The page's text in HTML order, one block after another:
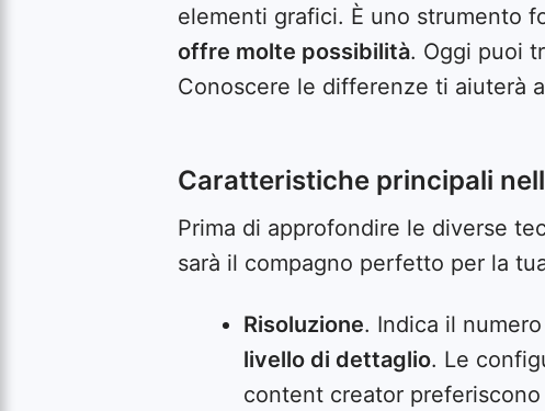
elementi grafici. È uno strumento
offre molte possibilità. Oggi puoi
Conoscere le differenze ti aiuterà
Caratteristiche principali
Prima di approfondire le diverse
sarà il compagno perfetto per la
Risoluzione. Indica il
livello di dettaglio. Le
content creator